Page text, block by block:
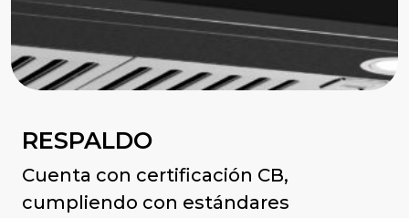
RESPALDO
Cuenta con certificación CB,
cumpliendo con estándares